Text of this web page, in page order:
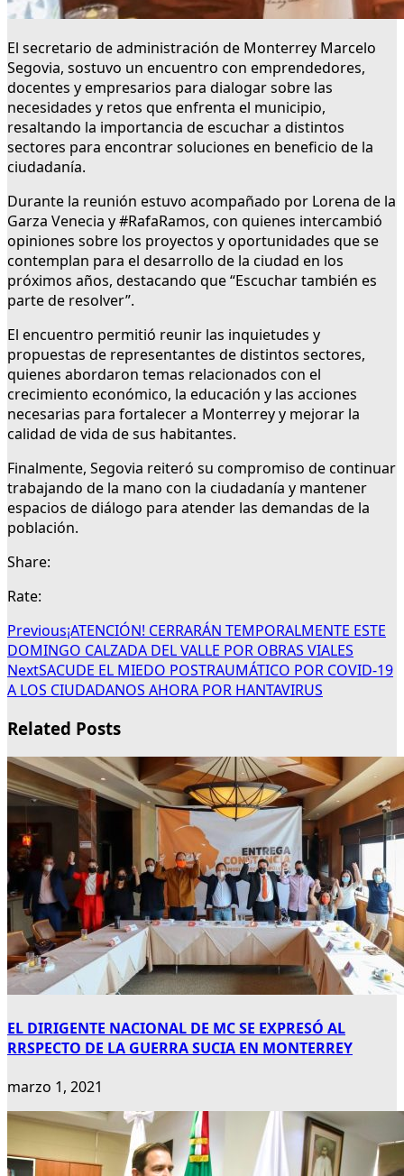
El secretario de administración de Monterrey Marcelo
Segovia, sostuvo un encuentro con emprendedores,
docentes y empresarios para dialogar sobre las
necesidades y retos que enfrenta el municipio,
resaltando la importancia de escuchar a distintos
sectores para encontrar soluciones en beneficio de la
ciudadanía.
Durante la reunión estuvo acompañado por Lorena de la
Garza Venecia y #RafaRamos, con quienes intercambió
opiniones sobre los proyectos y oportunidades que se
contemplan para el desarrollo de la ciudad en los
próximos años, destacando que “Escuchar también es
parte de resolver”.
El encuentro permitió reunir las inquietudes y
propuestas de representantes de distintos sectores,
quienes abordaron temas relacionados con el
crecimiento económico, la educación y las acciones
necesarias para fortalecer a Monterrey y mejorar la
calidad de vida de sus habitantes.
Finalmente, Segovia reiteró su compromiso de continuar
trabajando de la mano con la ciudadanía y mantener
espacios de diálogo para atender las demandas de la
población.
Share:
Rate:
Previous¡ATENCIÓN! CERRARÁN TEMPORALMENTE ESTE
DOMINGO CALZADA DEL VALLE POR OBRAS VIALES
NextSACUDE EL MIEDO POSTRAUMÁTICO POR COVID-19
A LOS CIUDADANOS AHORA POR HANTAVIRUS
Related Posts
EL DIRIGENTE NACIONAL DE MC SE EXPRESÓ AL
RRSPECTO DE LA GUERRA SUCIA EN MONTERREY
marzo 1, 2021